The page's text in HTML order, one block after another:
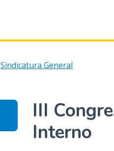
Sindicatura General
III
Interno